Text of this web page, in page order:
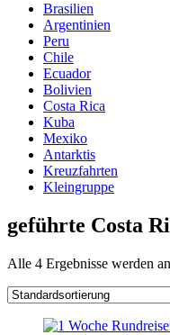
Brasilien
Argentinien
Peru
Chile
Ecuador
Bolivien
Costa Rica
Kuba
Mexiko
Antarktis
Kreuzfahrten
Kleingruppe
geführte Costa
Alle 4 Ergebnisse werden